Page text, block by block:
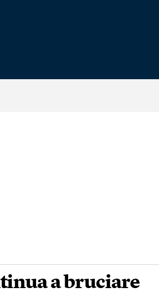
a bruciare